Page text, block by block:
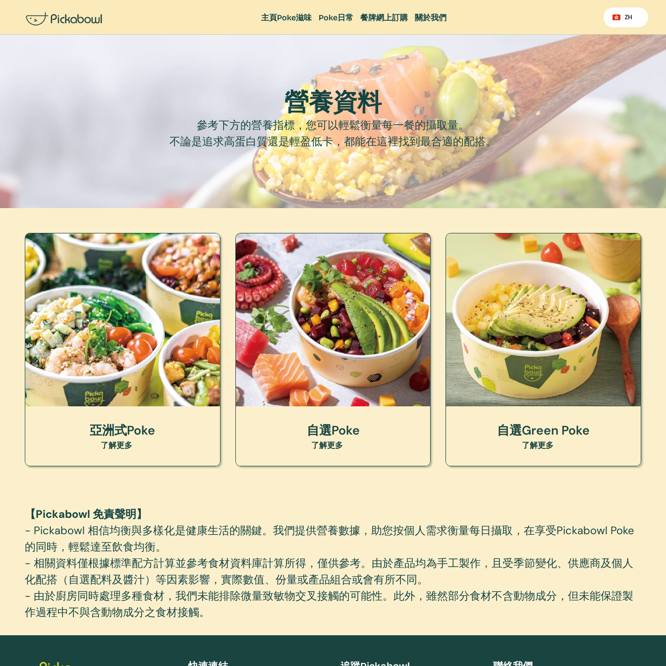
主頁Poke滋味 Poke日常 餐牌網上訂購 關於我們
Select Language
ZH
營養資料
參考下方的營養指標，您可以輕鬆衡量每一餐的攝取量。
不論是追求高蛋白質還是輕盈低卡，都能在這裡找到最合適的配搭。
亞洲式Poke
了解更多
自選Poke
了解更多
自選Green Poke
了解更多
【Pickabowl 免責聲明】
- Pickabowl 相信均衡與多樣化是健康生活的關鍵。我們提供營養數據，助您按個人需求衡量每日攝取，在享受Pickabowl Poke
的同時，輕鬆達至飲食均衡。
- 相關資料僅根據標準配方計算並參考食材資料庫計算所得，僅供參考。由於產品均為手工製作，且受季節變化、供應商及個人
化配搭（自選配料及醬汁）等因素影響，實際數值、份量或產品組合或會有所不同。
- 由於廚房同時處理多種食材，我們未能排除微量致敏物交叉接觸的可能性。此外，雖然部分食材不含動物成分，但未能保證製
作過程中不與含動物成分之食材接觸。